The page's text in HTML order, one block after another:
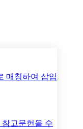
매칭하여 삽입
고문헌을 수